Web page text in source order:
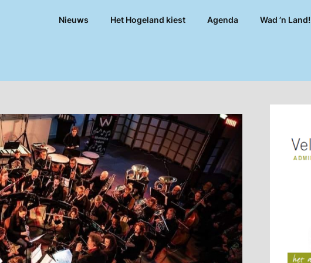
Nieuws Het Hogeland kiest Agenda Wad ’n Land!